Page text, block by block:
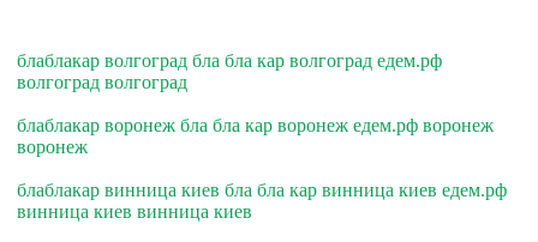
блаблакар волгоград бла бла кар волгоград едем.рф
волгоград волгоград
блаблакар воронеж бла бла кар воронеж едем.рф воронеж
воронеж
блаблакар винница киев бла бла кар винница киев едем.рф
винница киев винница киев